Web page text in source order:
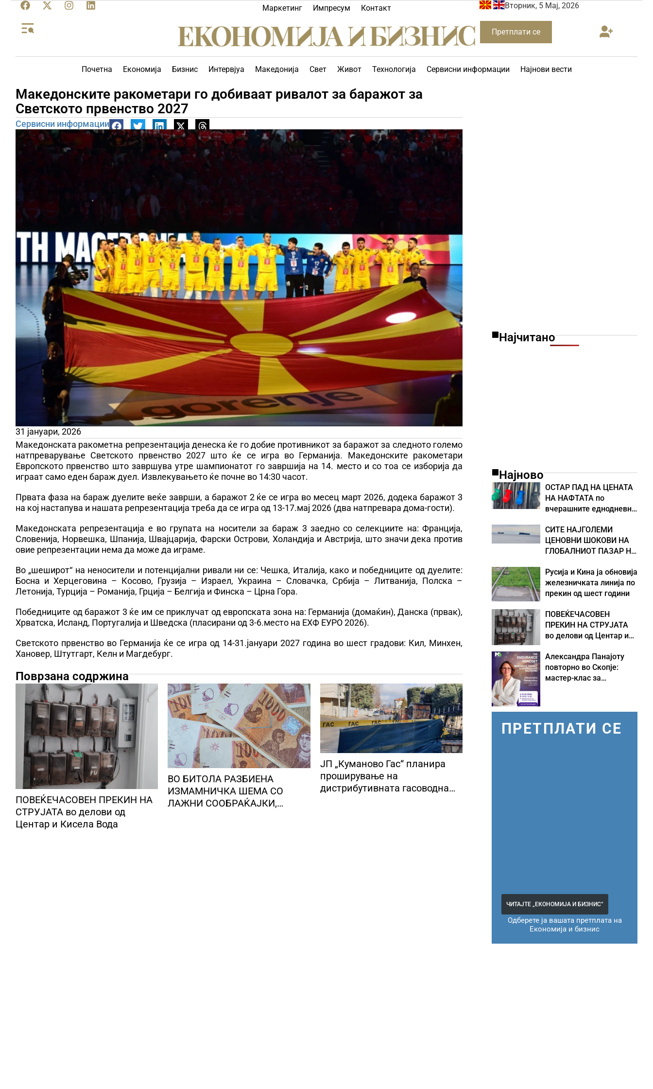
Маркетинг Импресум Контакт Вторник, 5 Мај, 2026
Претплати се
Почетна Економија Бизнис Интервјуа Македонија Свет Живот Технологија Сервисни информации Најнови вести
Македонските ракометари го добиваат ривалот за баражот за
Светското првенство 2027
Сервисни информации
31 јануари, 2026
Македонската ракометна репрезентација денеска ќе го добие противникот за баражот за следното големо
натпреварување Светското првенство 2027 што ќе се игра во Германија. Македонските ракометари
Европското првенство што завршува утре шампионатот го завршија на 14. место и со тоа се изборија да
играат само еден бараж дуел. Извлекувањето ќе почне во 14:30 часот.
Првата фаза на бараж дуелите веќе заврши, а баражот 2 ќе се игра во месец март 2026, додека баражот 3
на кој настапува и нашата репрезентација треба да се игра од 13-17.мај 2026 (два натпревара дома-гости).
Македонската репрезентација е во групата на носители за бараж 3 заедно со селекциите на: Франција,
Словенија, Норвешка, Шпанија, Швајцарија, Фарски Острови, Холандија и Австрија, што значи дека против
овие репрезентации нема да може да играме.
Во „шеширот“ на неносители и потенцијални ривали ни се: Чешка, Италија, како и победниците од дуелите:
Босна и Херцеговина – Косово, Грузија – Израел, Украина – Словачка, Србија – Литванија, Полска –
Летонија, Турција – Романија, Грција – Белгија и Финска – Црна Гора.
Победниците од баражот 3 ќе им се приклучат од европската зона на: Германија (домаќин), Данска (првак),
Хрватска, Исланд, Португалија и Шведска (пласирани од 3-6.место на ЕХФ ЕУРО 2026).
Светското првенство во Германија ќе се игра од 14-31.јануари 2027 година во шест градови: Кил, Минхен,
Хановер, Штутгарт, Келн и Магдебург.
Поврзана содржина
ПОВЕЌЕЧАСОВЕН ПРЕКИН НА
СТРУЈАТА во делови од
Центар и Кисела Вода
ВО БИТОЛА РАЗБИЕНА
ИЗМАМНИЧКА ШЕМА СО
ЛАЖНИ СООБРАЌАЈКИ,
ЈП „Куманово Гас“ планира
проширување на
дистрибутивната гасоводна
Најчитано
Најново
ОСТАР ПАД НА ЦЕНАТА
НА НАФТАТА по
вчерашните еднодневни
СИТЕ НАЈГОЛЕМИ
ЦЕНОВНИ ШОКОВИ НА
ГЛОБАЛНИОТ ПАЗАР НА
воените конфликти во
Персискиот Залив
Русија и Кина ја обновија
железничката линија по
прекин од шест години
ПОВЕЌЕЧАСОВЕН
ПРЕКИН НА СТРУЈАТА
во делови од Центар и
Александра Панајоту
повторно во Скопје:
мастер-клас за
ПРЕТПЛАТИ СЕ
ЧИТАЈТЕ „ЕКОНОМИЈА И БИЗНИС“
Одберете ја вашата претплата на
Економија и бизнис